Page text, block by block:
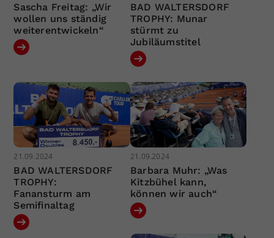
Sascha Freitag: „Wir
wollen uns ständig
weiterentwickeln“
BAD WALTERSDORF
TROPHY: Munar
stürmt zu
Jubiläumstitel
21.09.2024
BAD WALTERSDORF
TROPHY:
Fanansturm am
Semifinaltag
21.09.2024
Barbara Muhr: „Was
Kitzbühel kann,
können wir auch“